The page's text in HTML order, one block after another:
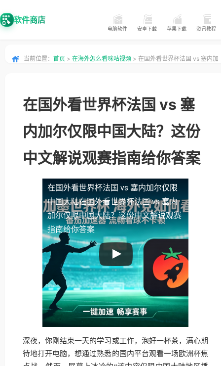
软件商店
电脑软件 安卓下载 苹果下载 资讯教程
当前位置： 首页 > 在海外怎么看咪咕视频 > 在国外看世界杯法国 vs 塞内加
在国外看世界杯法国 vs 塞
内加尔仅限中国大陆？这份
中文解说观赛指南给你答案
在国外看世界杯法国 vs 塞内加尔仅限
中国大陆在国外看世界杯法国 vs 塞内
加尔仅限中国大陆？这份中文解说观赛
指南给你答案
深夜，你刚结束一天的学习或工作，泡好一杯茶，满心期
待地打开电脑，想通过熟悉的国内平台观看一场欧洲杯焦